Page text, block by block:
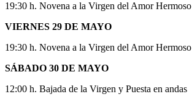
19:30 h. Novena a la Virgen del Amor Hermoso
VIERNES 29 DE MAYO
19:30 h. Novena a la Virgen del Amor Hermoso
SÁBADO 30 DE MAYO
12:00 h. Bajada de la Virgen y Puesta en andas